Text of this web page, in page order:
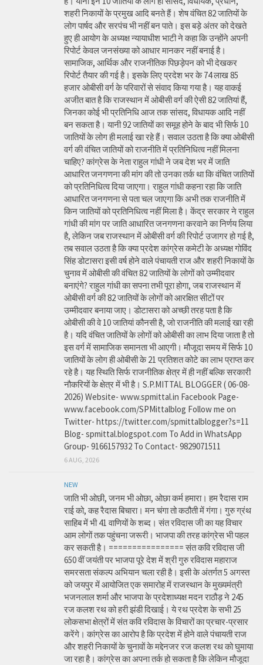
शहरी निकायों के प्रमुख आदि बनते हैं। शेष वंचित 82 जातियों के
लोग पार्षद और सरपंच भी नहीं बन पाते। इस बड़े अंतर को देखते
हुए ही आयोग के अध्यक्ष न्यायाधीश भाटी ने कहा कि उन्होंने अपनी
रिपोर्ट केवल जनसंख्या को आधार मानकर नहीं बनाई है।
सामाजिक, आर्थिक और राजनीतिक पिछड़ेपन को भी देखकर
रिपोर्ट तैयार की गई है। इसके लिए प्रदेश भर के 74 लाख 85
हजार ओबीसी वर्ग के परिवारों से संवाद किया गया है। यह वाकई
अजीत बात है कि राजस्थान में ओबीसी वर्ग की ऐसी 82 जातियां हैं,
जिनका कोई भी प्रतिनिधि आज तक सांसद, विधायक आदि नहीं
बन सकता है। यानी 92 जातियों का समूह होने के बाद भी सिर्फ 10
जातियों के लोग ही मलाई खा रहे हैं। सवाल उठता है कि क्या ओबीसी
वर्ग की वंचित जातियों को राजनीति में प्रतिनिधित्व नहीं मिलना
चाहिए? कांग्रेस के नेता राहुल गांधी ने जब देश भर में जाति
आधारित जनगणना की मांग की तो उनका तर्क था कि वंचित जातियों
को प्रतिनिधित्व दिया जाएगा। राहुल गांधी कहना रहा कि जाति
आधारित जनगणना से पता चल जाएगा कि अभी तक राजनीति में
किन जातियों को प्रतिनिधित्व नहीं मिला है। केंद्र सरकार ने राहुल
गांधी की मांग पर जाति आधारित जनगणना करवाने का निर्णय लिया
है, लेकिन जब राजस्थान में ओबीसी वर्ग की रिपोर्ट उजागर हो गई है,
तब सवाल उठता है कि क्या प्रदेश कांग्रेस कमेटी के अध्यक्ष गोविंद
सिंह डोटासरा इसी वर्ष होने वाले पंचायती राज और शहरी निकायों के
चुनाव में ओबीसी की वंचित 82 जातियों के लोगों को उम्मीदवार
बनाएंगे? राहुल गांधी का सपना तभी पूरा होगा, जब राजस्थान में
ओबीसी वर्ग की 82 जातियों के लोगों को आरक्षित सीटों पर
उम्मीदवार बनाया जाए। डोटासरा को अच्छी तरह पता है कि
ओबीसी की वे 10 जातियां कौनसी है, जो राजनीति की मलाई खा रही
है। यदि वंचित जातियों के लोगों को ओबीसी का लाभ दिया जाता है तो
इस वर्ग में सामाजिक समानता भी आएगी। मौजूदा समय में सिर्फ 10
जातियों के लोग ही ओबीसी के 21 प्रतिशत कोटे का लाभ प्राप्त कर
रहे है। यह स्थिति सिर्फ राजनीतिक क्षेत्र में ही नहीं बल्कि सरकारी
नौकरियों के क्षेत्र में भी है। S.P.MITTAL BLOGGER ( 06-08-
2026) Website- www.spmittal.in Facebook Page-
www.facebook.com/SPMittalblog Follow me on
Twitter- https://twitter.com/spmittalblogger?s=11
Blog- spmittal.blogspot.com To Add in WhatsApp
Group- 9166157932 To Contact- 9829071511
6 AUG, 2026
NEW
जाति भी ओछी, जनम भी ओछा, ओछा कर्म हमारा। हम रैदास राम
राई को, कह रैदास बिचारा। मन चंगा तो कठौती में गंगा। गुरु ग्रंथ
साहिब में भी 41 वाणियों के शब्द। संत रविदास जी का यह विचार
आम लोगों तक पहुंचना जरूरी। भाजपा की तरह कांग्रेस भी पहल
कर सकती है। ================ संत कवि रविदास जी
650 वीं जयंती पर भाजपा पूरे देश में श्री गुरु रविदास महाराज
समरसता संकल्प अभियान चला रही है। इसी के अंतर्गत 5 अगस्त
को जयपुर में आयोजित एक समारोह में राजस्थान के मुख्यमंत्री
भजनलाल शर्मा और भाजपा के प्रदेशाध्यक्ष मदन राठौड़ ने 245
रज कलश रथ को हरी झंडी दिखाई। ये रथ प्रदेश के सभी 25
लोकसभा क्षेत्रों में संत कवि रविदास के विचारों का प्रचार-प्रसार
करेंगे। कांग्रेस का आरोप है कि प्रदेश में होने वाले पंचायती राज
और शहरी निकायों के चुनावों के मद्देनजर रज कलश रथ को घुमाया
जा रहा है। कांग्रेस का अपना तर्क हो सकता है कि लेकिन मौजूदा